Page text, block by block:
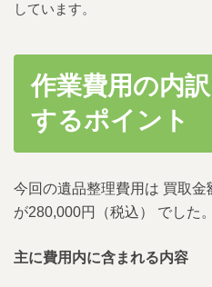
しています。
作業費用の内
するポイント
今回の遺品整理費用は 買取
が280,000円（税込） でした。
主に費用内に含まれる内容